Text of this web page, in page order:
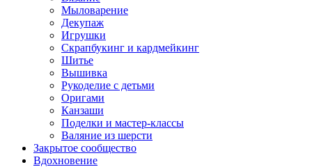
Мыловарение
Декупаж
Игрушки
Скрапбукинг и кардмейкинг
Шитье
Вышивка
Рукоделие с детьми
Оригами
Канзаши
Поделки и мастер-классы
Валяние из шерсти
Закрытое сообщество
Вдохновение